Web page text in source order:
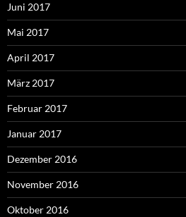
Juni 2017
Mai 2017
April 2017
März 2017
Februar 2017
Januar 2017
Dezember 2016
November 2016
Oktober 2016